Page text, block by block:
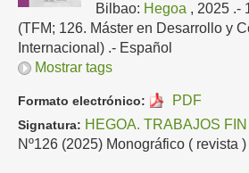
Bilbao: Hegoa , 2025 .-
(TFM; 126. Máster en Desarrollo y
Internacional) .- Español
Mostrar tags
Formato electrónico: PDF
Signatura: HEGOA. TRABAJOS
Nº126 (2025) Monográfico ( revista )